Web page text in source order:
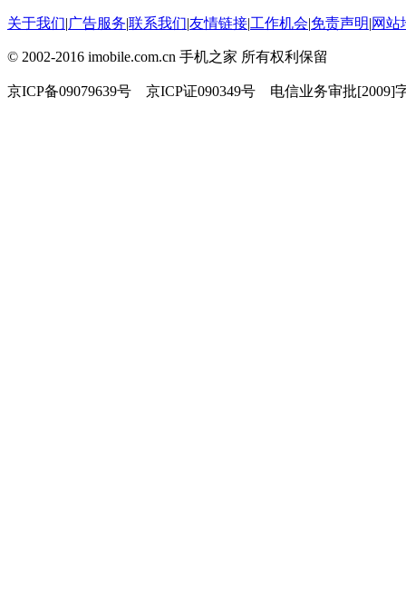
关于我们|广告服务|联系我们|友情链接|工作机会|免责声明|网站
© 2002-2016 imobile.com.cn 手机之家 所有权利保留
京ICP备09079639号 京ICP证090349号 电信业务审批[2009]